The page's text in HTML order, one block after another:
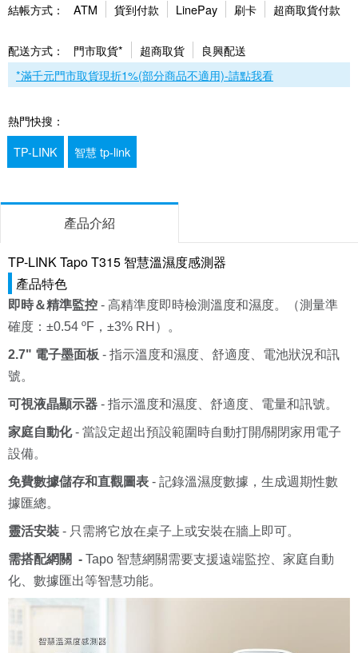
結帳方式： ATM 貨到付款 LinePay 刷卡 超商取貨付款
配送方式： 門市取貨* 超商取貨
良興配送
*滿千元門市取貨現折1%(部分商品不適用)-請點我看
熱門快搜：
TP-LINK
智慧 tp-link
產品介紹
TP-LINK Tapo T315 智慧溫濕度感測器
產品特色
即時＆精準監控 - 高精準度即時檢測溫度和濕度。（測量準
確度：±0.54 ºF，±3% RH）。
2.7" 電子墨面板 - 指示溫度和濕度、舒適度、電池狀況和訊
號。
可視液晶顯示器 - 指示溫度和濕度、舒適度、電量和訊號。
家庭自動化 - 當設定超出預設範圍時自動打開/關閉家用電子
設備。
免費數據儲存和直觀圖表 - 記錄溫濕度數據，生成週期性數
據匯總。
靈活安裝 - 只需將它放在桌子上或安裝在牆上即可。
需搭配網關 - Tapo 智慧網關需要支援遠端監控、家庭自動
化、數據匯出等智慧功能。